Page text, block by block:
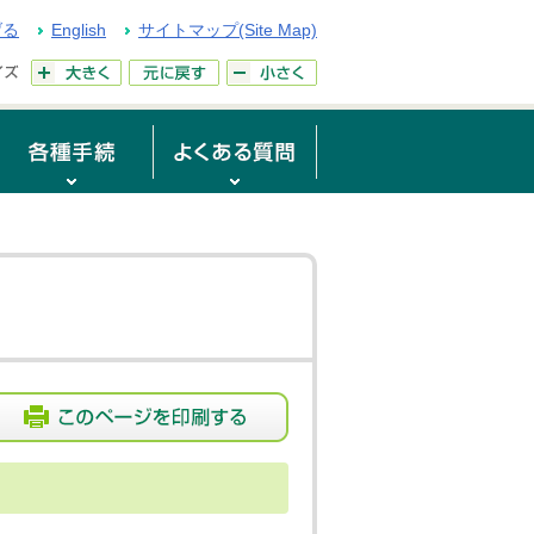
English サイトマップ(Site Map)